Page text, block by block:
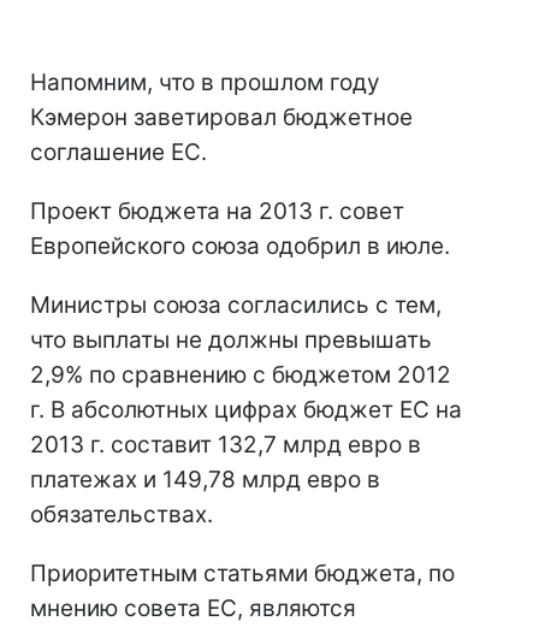
Напомним, что в прошлом году
Кэмерон заветировал бюджетное
соглашение ЕС.
Проект бюджета на 2013 г. совет
Европейского союза одобрил в июле.
Министры союза согласились с тем,
что выплаты не должны превышать
2,9% по сравнению с бюджетом 2012
г. В абсолютных цифрах бюджет ЕС на
2013 г. составит 132,7 млрд евро в
платежах и 149,78 млрд евро в
обязательствах.
Приоритетным статьями бюджета, по
мнению совета ЕС, являются